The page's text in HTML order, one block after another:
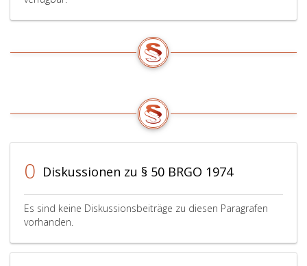
0 Diskussionen zu § 50 BRGO 1974
Es sind keine Diskussionsbeiträge zu diesen Paragrafen
vorhanden.